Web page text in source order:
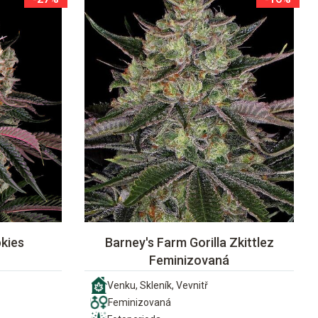
Barney's Farm Gorilla Zkittlez
Feminizovaná
Venku, Skleník, Vevnitř
Feminizovaná